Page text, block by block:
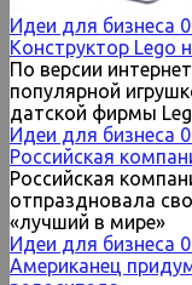
Идеи для бизнеса 0
Конструктор Lego
По версии
популярной
датской фирмы
Идеи для бизнеса 0
Российская
Российская
отпраздновала
«лучший в мире»
Идеи для бизнеса 0
Американец